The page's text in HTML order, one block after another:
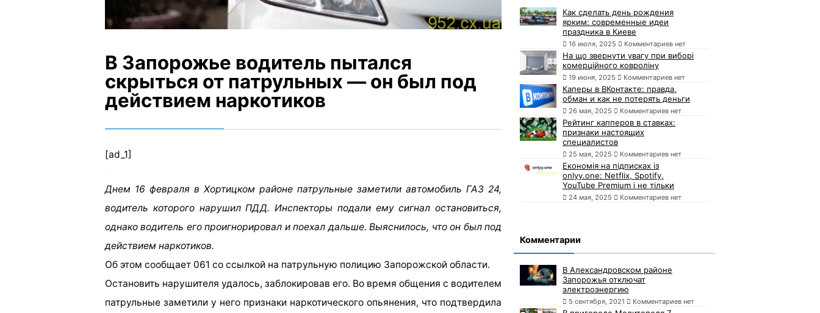
В Запорожье водитель пытался
скрыться от патрульных — он был под
действием наркотиков
[ad_1]
Днем 16 февраля в Хортицком районе патрульные заметили автомобиль ГАЗ 24,
водитель которого нарушил ПДД. Инспекторы подали ему сигнал остановиться,
однако водитель его проигнорировал и поехал дальше. Выяснилось, что он был под
действием наркотиков.
Об этом сообщает 061 со ссылкой на патрульную полицию Запорожской области.
Остановить нарушителя удалось, заблокировав его. Во время общения с водителем
патрульные заметили у него признаки наркотического опьянения, что подтвердила
Как сделать день рождения
ярким: современные идеи
праздника в Киеве
16 июля, 2025 Комментариев нет
На що звернути увагу при виборі
комерційного ковроліну
19 июня, 2025 Комментариев нет
Каперы в ВКонтакте: правда,
обман и как не потерять деньги
26 мая, 2025 Комментариев нет
Рейтинг капперов в ставках:
признаки настоящих
специалистов
25 мая, 2025 Комментариев нет
Економія на підписках із
onlyy.one: Netflix, Spotify,
YouTube Premium і не тільки
24 мая, 2025 Комментариев нет
Комментарии
В Александровском районе
Запорожья отключат
электроэнергию
5 сентября, 2021 Комментариев нет